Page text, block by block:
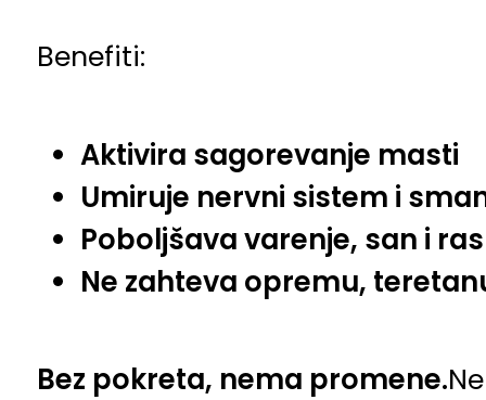
Benefiti:
Aktivira sagorevanje masti
Umiruje nervni sistem i
Poboljšava varenje, san i
Ne zahteva opremu,
Bez pokreta, nema promene.